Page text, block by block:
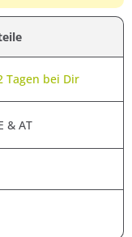
Tagen bei Dir
& AT